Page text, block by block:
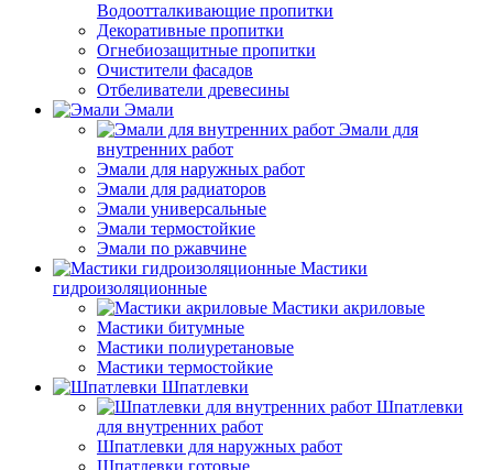
Водоотталкивающие пропитки
Декоративные пропитки
Огнебиозащитные пропитки
Очистители фасадов
Отбеливатели древесины
Эмали
Эмали для
внутренних работ
Эмали для наружных работ
Эмали для радиаторов
Эмали универсальные
Эмали термостойкие
Эмали по ржавчине
Мастики
гидроизоляционные
Мастики акриловые
Мастики битумные
Мастики полиуретановые
Мастики термостойкие
Шпатлевки
Шпатлевки
для внутренних работ
Шпатлевки для наружных работ